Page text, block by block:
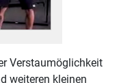
Verstaumöglichkeit
weiteren kleinen